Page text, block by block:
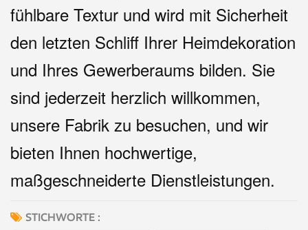
fühlbare Textur und wird mit Sicherheit
den letzten Schliff Ihrer Heimdekoration
und Ihres Gewerberaums bilden. Sie
sind jederzeit herzlich willkommen,
unsere Fabrik zu besuchen, und wir
bieten Ihnen hochwertige,
maßgeschneiderte Dienstleistungen.
STICHWORTE :